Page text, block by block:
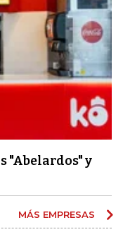
"Abelardos" y
MÁS EMPRESAS